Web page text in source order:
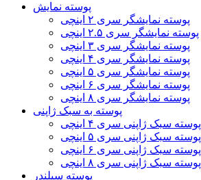
پوسته نمایش
پوسته نمایشگر سری ۲ اینچی
پوسته نمایشگر سری ۲.۵ اینچی
پوسته نمایشگر سری ۳ اینچی
پوسته نمایشگر سری ۴ اینچی
پوسته نمایشگر سری ۵ اینچی
پوسته نمایشگر سری ۶ اینچی
پوسته نمایشگر سری ۸ اینچی
پوسته به سبک ژاپنی
پوسته سبک ژاپنی سری ۴ اینچی
پوسته سبک ژاپنی سری ۵ اینچی
پوسته سبک ژاپنی سری ۶ اینچی
پوسته سبک ژاپنی سری ۸ اینچی
پوسته سیلندر